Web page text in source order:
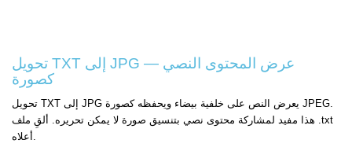
تحويل TXT إلى JPG — عرض المحتوى النصي
كصورة
تحويل TXT إلى JPG يعرض النص على خلفية بيضاء ويحفظه كصورة JPEG.
هذا مفيد لمشاركة محتوى نصي بتنسيق صورة لا يمكن تحريره. ألقِ ملف .txt
أعلاه.